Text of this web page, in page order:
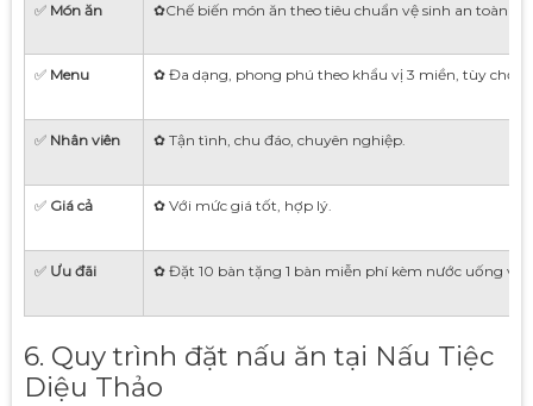
✅ Món ăn ✿Chế biến món ăn theo tiêu chuẩn vệ sinh an toàn
✅ Menu ✿ Đa dạng, phong phú theo khẩu vị 3 miền, tùy chọn
✅ Nhân viên ✿ Tận tình, chu đáo, chuyên nghiệp.
✅ Giá cả ✿ Với mức giá tốt, hợp lý.
✅ Ưu đãi ✿ Đặt 10 bàn tặng 1 bàn miễn phí kèm nước uống và
6. Quy trình đặt nấu ăn tại Nấu Tiệc
Diệu Thảo